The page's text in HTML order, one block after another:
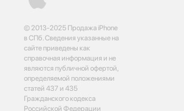
© 2013-2025 Продажа iPhone
в СПб. Сведения указанные на
сайте приведены как
справочная информация и не
являются публичной офертой,
определяемой положениями
статей 437 и 435
Гражданского кодекса
Российской Федерации